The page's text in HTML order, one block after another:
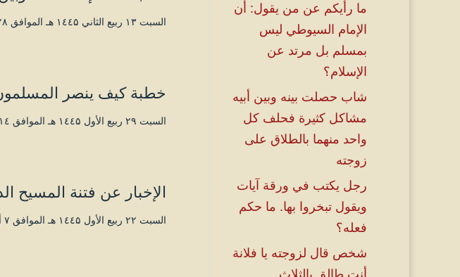
السبت ۱۳ ربيع الثاني ۱٤٤۵ هـ الموافق ۲۸ أكتوبر ۲۰۲۳ مـ |
خطبة كيف ينصر
السبت ۲۹ ربيع الأول ۱٤٤۵ هـ الموافق ۱٤ أكتوبر ۲۰۲۳ مـ |
الإخبار عن فتنة المسيح
السبت ۲۲ ربيع الأول ۱٤٤۵ هـ الموافق ۷ أكتوبر ۲۰۲۳ مـ |
ما رأيكم عن من يقول: أن
الإمام السيوطي ليس
بمسلم بل مرتد عن
الإسلام؟
شاب حصلت بينه وبين أبيه
مشاكل كثيرة فحلف كل
واحد منهما بالطلاق على
زوجته
رجل يكتب في ورقة آيات
ويقول تبخروا بها. ما حكم
فعله؟
شخص قال لزوجته يا فلانة
أنتِ طالق بالثلاث